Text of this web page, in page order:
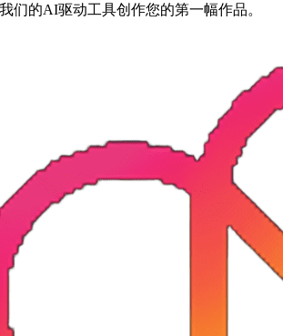
们的AI驱动工具创作您的第一幅作品。